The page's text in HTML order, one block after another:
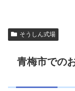
そうしん式場
青梅市での